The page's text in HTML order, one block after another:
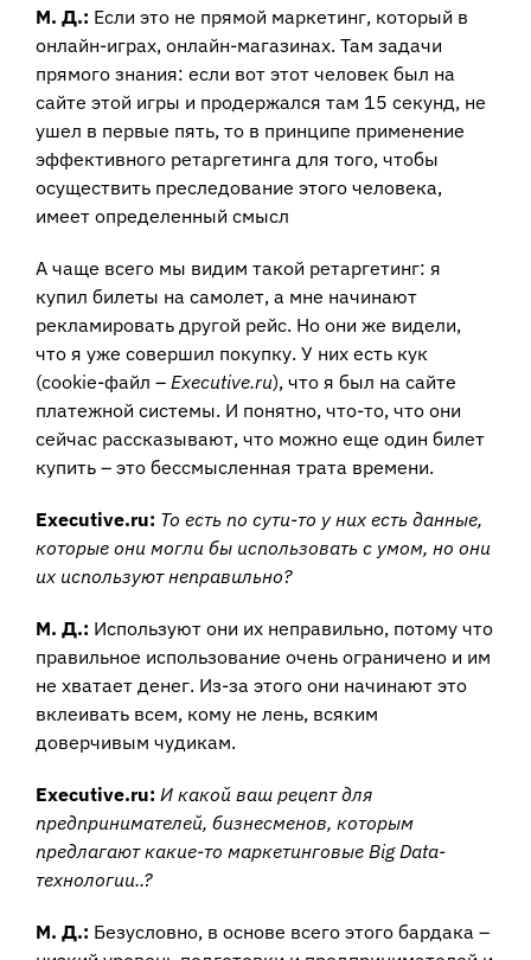
М. Д.: Если это не прямой маркетинг, который в
онлайн-играх, онлайн-магазинах. Там задачи
прямого знания: если вот этот человек был на
сайте этой игры и продержался там 15 секунд, не
ушел в первые пять, то в принципе применение
эффективного ретаргетинга для того, чтобы
осуществить преследование этого человека,
имеет определенный смысл
А чаще всего мы видим такой ретаргетинг: я
купил билеты на самолет, а мне начинают
рекламировать другой рейс. Но они же видели,
что я уже совершил покупку. У них есть кук
(cookie-файл – Executive.ru), что я был на сайте
платежной системы. И понятно, что-то, что они
сейчас рассказывают, что можно еще один билет
купить – это бессмысленная трата времени.
Executive.ru: То есть по сути-то у них есть данные,
которые они могли бы использовать с умом, но они
их используют неправильно?
М. Д.: Используют они их неправильно, потому что
правильное использование очень ограничено и им
не хватает денег. Из-за этого они начинают это
вклеивать всем, кому не лень, всяким
доверчивым чудикам.
Executive.ru: И какой ваш рецепт для
предпринимателей, бизнесменов, которым
предлагают какие-то маркетинговые Big Data-
технологии..?
М. Д.: Безусловно, в основе всего этого бардака –